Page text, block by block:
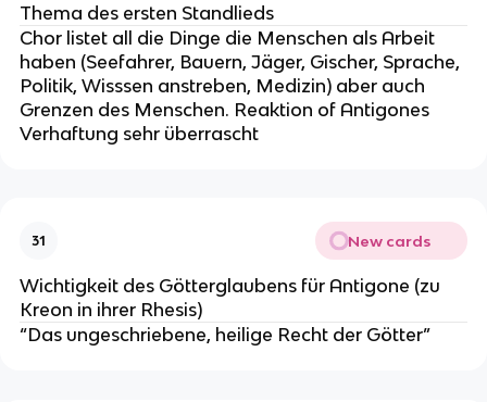
Thema des ersten Standlieds
Chor listet all die Dinge die Menschen als Arbeit
haben (Seefahrer, Bauern, Jäger, Gischer, Sprache,
Politik, Wisssen anstreben, Medizin) aber auch
Grenzen des Menschen. Reaktion of Antigones
Verhaftung sehr überrascht
31 New cards
Wichtigkeit des Götterglaubens für Antigone (zu
Kreon in ihrer Rhesis)
“Das ungeschriebene, heilige Recht der Götter”